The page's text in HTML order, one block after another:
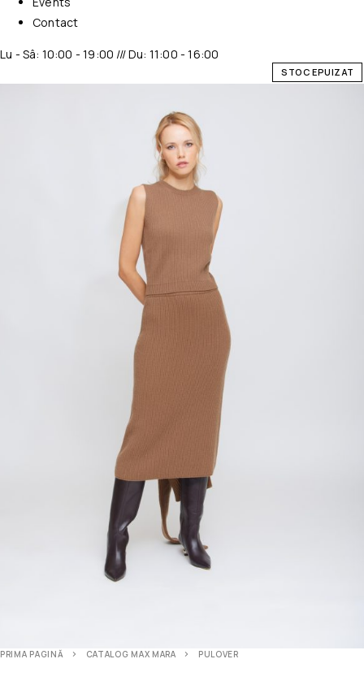
Contact
Lu - Sâ: 10:00 - 19:00 /// Du: 11:00 - 16:00
STOC EPUIZAT
PRIMA PAGINĂ CATALOG MAX MARA PULOVER